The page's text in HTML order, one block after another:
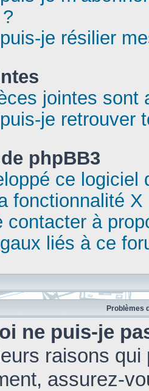
je résilier
jointes sont
je retrouver
phpBB3
ce logiciel
fonctionnalité X
contacter à
liés à ce
Problèmes
ne puis-je
raisons
assurez-